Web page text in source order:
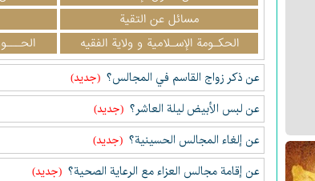
مسائل عن التقیة
الحكـومة الإسـلامية و ولاية الفقيه
عن ذكر زواج القاسم في المجالس؟ (جدید)
عن لبس الأبيض ليلة العاشر؟ (جدید)
عن إلغاء المجالس الحسينية؟ (جدید)
عن إقامة مجالس العزاء مع الرعاية الصحية؟ (جدید)